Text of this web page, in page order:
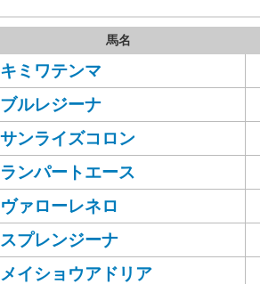
馬名
キミワテンマ
ブルレジーナ
サンライズコロン
ランパートエース
ヴァローレネロ
スプレンジーナ
メイショウアドリア